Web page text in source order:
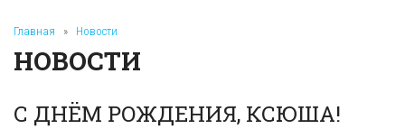
Главная » Новости
НОВОСТИ
С ДНЁМ РОЖДЕНИЯ, КСЮША!